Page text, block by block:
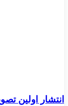
انتشار اولین